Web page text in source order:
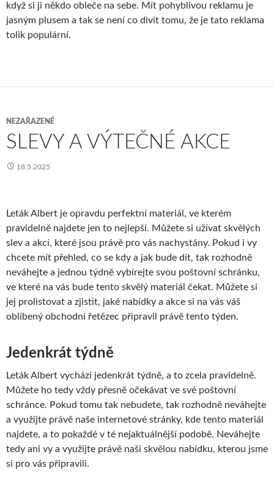
když si ji někdo obleče na sebe. Mít pohyblivou reklamu je
jasným plusem a tak se není co divit tomu, že je tato reklama
tolik populární.
NEZAŘAZENÉ
SLEVY A VÝTEČNÉ AKCE
18.5.2025
Leták Albert je opravdu perfektní materiál, ve kterém
pravidelně najdete jen to nejlepší. Můžete si užívat skvělých
slev a akcí, které jsou právě pro vás nachystány. Pokud i vy
chcete mít přehled, co se kdy a jak bude dít, tak rozhodně
neváhejte a jednou týdně vybírejte svou poštovní schránku,
ve které na vás bude tento skvělý materiál čekat. Můžete si
jej prolistovat a zjistit, jaké nabídky a akce si na vás váš
oblíbený obchodní řetězec připravil právě tento týden.
Jedenkrát týdně
Leták Albert vychází jedenkrát týdně, a to zcela pravidelně.
Můžete ho tedy vždy přesně očekávat ve své poštovní
schránce. Pokud tomu tak nebudete, tak rozhodně neváhejte
a využijte právě naše internetové stránky, kde tento materiál
najdete, a to pokaždé v té nejaktuálnější podobě. Neváhejte
tedy ani vy a využijte právě naši skvělou nabídku, kterou jsme
si pro vás připravili.